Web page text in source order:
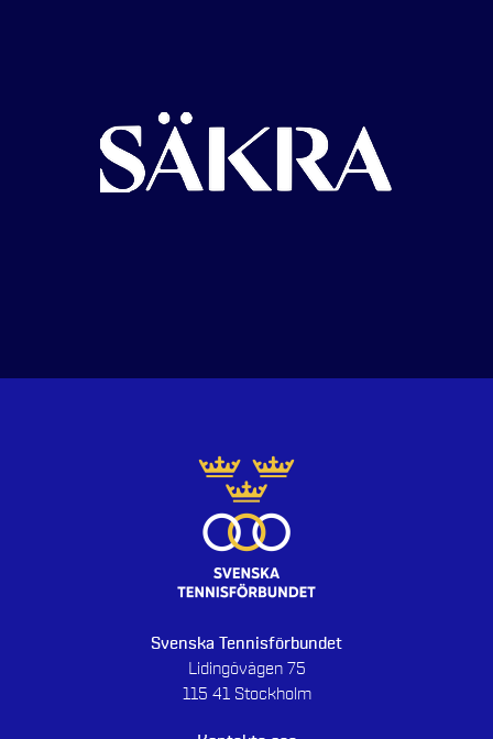
Svenska Tennisförbundet
Lidingövägen 75
115 41 Stockholm